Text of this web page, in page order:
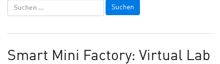
Smart Mini Factory: Virtual Lab